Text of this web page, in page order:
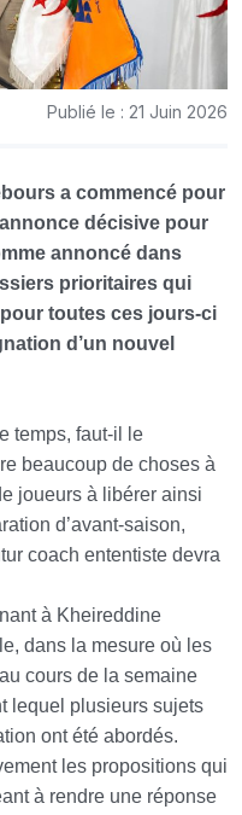
Publié le : 21 Juin 2026
a commencé pour
décisive pour
annoncé dans
prioritaires qui
toutes ces jours-ci
d’un nouvel
temps, faut-il le
beaucoup de choses à
joueurs à libérer ainsi
d’avant-saison,
coach ententiste devra
à Kheireddine
dans la mesure où les
cours de la semaine
lequel plusieurs sujets
ont été abordés.
les propositions qui
à rendre une réponse